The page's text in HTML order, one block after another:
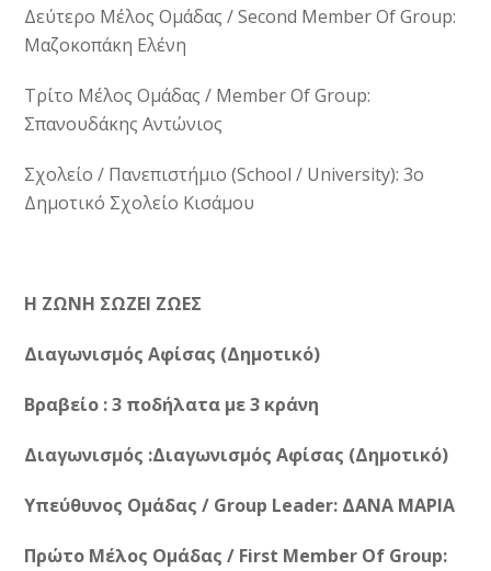
Δεύτερο Μέλος Ομάδας / Second Member Of Group:
Μαζοκοπάκη Ελένη
Τρίτο Μέλος Ομάδας / Member Of Group:
Σπανουδάκης Αντώνιος
Σχολείο / Πανεπιστήμιο (School / University): 3ο
Δημοτικό Σχολείο Κισάμου
Η ΖΩΝΗ ΣΩΖΕΙ ΖΩΕΣ
Διαγωνισμός Αφίσας (Δημοτικό)
Βραβείο : 3 ποδήλατα με 3 κράνη
Διαγωνισμός :Διαγωνισμός Αφίσας (Δημοτικό)
Υπεύθυνος Ομάδας / Group Leader: ΔΑΝΑ ΜΑΡΙΑ
Πρώτο Μέλος Ομάδας / First Member Of Group: